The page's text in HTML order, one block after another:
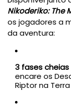
Nikoderiko: The
os jogadores a
da aventura:
3 fases
encare os
Riptor na